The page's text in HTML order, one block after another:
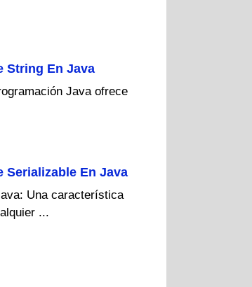
String En Java
Java ofrece
Serializable En Java
Una característica
...